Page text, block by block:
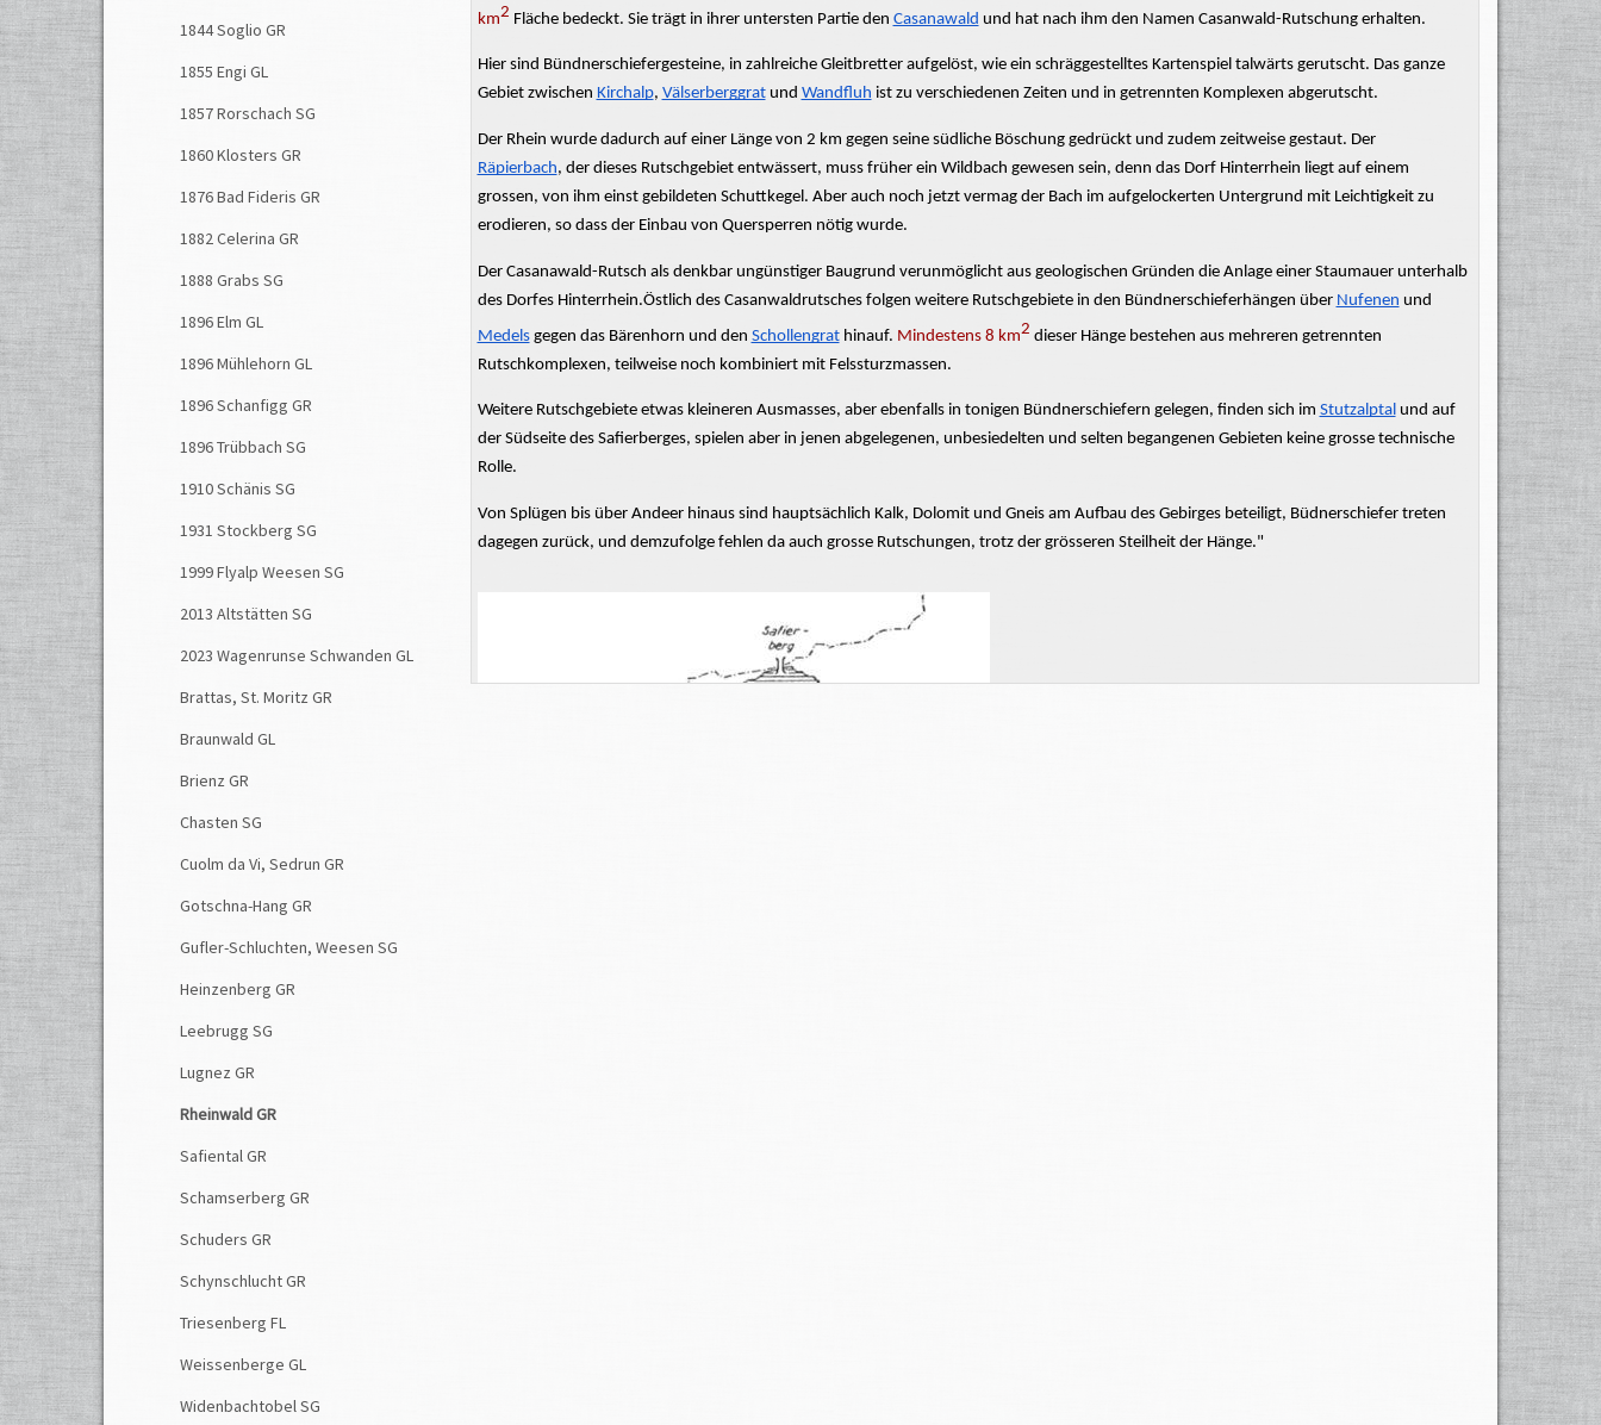
km2 Fläche bedeckt. Sieträgt in ihrer untersten Partie den Casanawald und hat nach ihm den Namen Casanwald-Rutschung erhalten.
Hier sind Bündnerschiefergesteine, in zahlreicheGleitbretter aufgelöst, wie ein schräggestelltesKartenspiel talwärts gerutscht. Das ganze
Gebiet zwischen Kirchalp, Välserberggrat und Wandfluh ist zu verschiedenen Zeiten und in getrennten Komplexen abgerutscht.
Der Rhein wurde dadurch auf einer Länge von 2 km gegen seine südliche Böschung gedrückt und zudem zeitweise gestaut. Der
Räpierbach, der dieses Rutschgebiet entwässert, muss früher ein Wildbach gewesen sein, denn das Dorf Hinterrhein liegt auf einem
grossen, von ihm einst gebildeten Schuttkegel. Aber auch noch jetzt vermag der Bach im aufgelockerten Untergrund mit Leichtigkeit zu
erodieren, so dass der Einbau von Quersperren nötig wurde.
Der Casanawald-Rutsch als denkbar ungünstiger Baugrund verunmöglicht aus geologischen Gründen die Anlage einer Staumauer unterhalb
des Dorfes Hinterrhein.Östlich des Casanwaldrutsches folgen weitere Rutschgebiete in den Bündnerschieferhängen über Nufenen und
Medels gegen das Bärenhorn und den Schollengrat hinauf. Mindestens 8 km2 dieser Hänge bestehen aus mehreren getrennten
Rutschkomplexen, teilweise noch kombiniert mit Felssturzmassen.
Weitere Rutschgebiete etwas kleineren Ausmasses, aber ebenfalls in tonigen Bündnerschiefern gelegen, finden sich im Stutzalptal und auf
der Südseite des Safierberges, spielen aber in jenen abgelegenen, unbesiedelten und selten begangenen Gebieten keine grosse technische
Rolle.
Von Splügen bis über Andeer hinaus sind hauptsächlich Kalk, Dolomit und Gneis am Aufbau des Gebirges beteiligt, Büdnerschiefertreten
dagegen zurück, und demzufolge fehlen da auch grosseRutschungen, trotz der grösseren Steilheit der Hänge."
1844 Soglio GR
1855 Engi GL
1857 Rorschach SG
1860 Klosters GR
1876 Bad Fideris GR
1882 Celerina GR
1888 Grabs SG
1896 Elm GL
1896 Mühlehorn GL
1896 Schanfigg GR
1896 Trübbach SG
1910 Schänis SG
1931 Stockberg SG
1999 Flyalp Weesen SG
2013 Altstätten SG
2023 Wagenrunse Schwanden GL
Brattas, St. Moritz GR
Braunwald GL
Brienz GR
Chasten SG
Cuolm da Vi, Sedrun GR
Gotschna-Hang GR
Gufler-Schluchten, Weesen SG
Heinzenberg GR
Leebrugg SG
Lugnez GR
Rheinwald GR
Safiental GR
Schamserberg GR
Schuders GR
Schynschlucht GR
Triesenberg FL
Weissenberge GL
Widenbachtobel SG